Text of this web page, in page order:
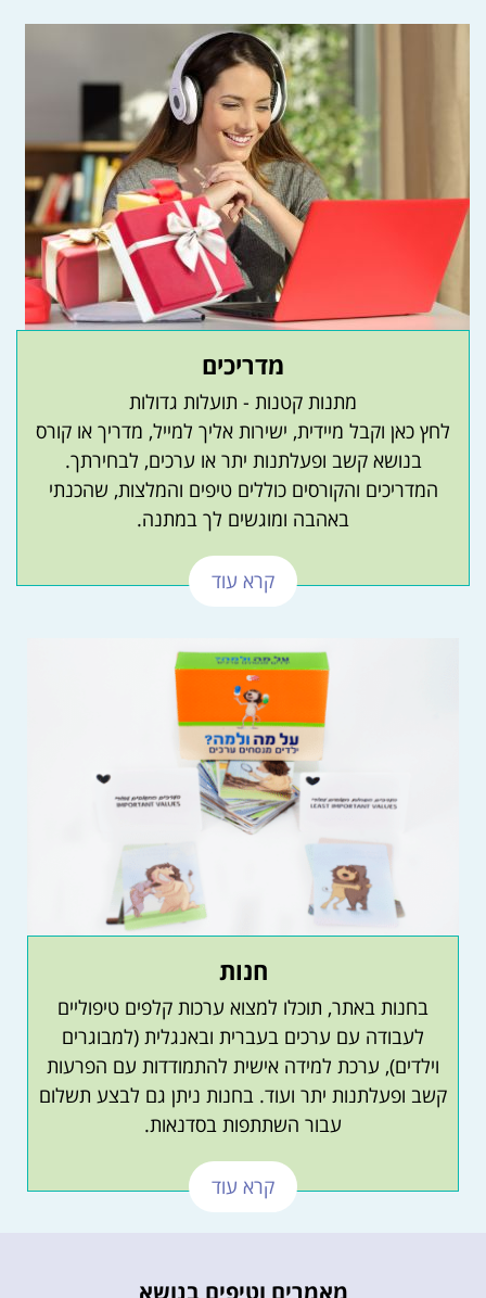
מדריכים
מתנות קטנות - תועלות גדולות
לחץ כאן וקבל מיידית, ישירות אליך למייל, מדריך או קורס
בנושא קשב ופעלתנות יתר או ערכים, לבחירתך.
המדריכים והקורסים כוללים טיפים והמלצות, שהכנתי
באהבה ומוגשים לך במתנה.
קרא עוד
חנות
בחנות באתר, תוכלו למצוא ערכות קלפים טיפוליים
לעבודה עם ערכים בעברית ובאנגלית (למבוגרים
וילדים), ערכת למידה אישית להתמודדות עם הפרעות
קשב ופעלתנות יתר ועוד. בחנות ניתן גם לבצע תשלום
עבור השתתפות בסדנאות.
קרא עוד
מאמרים וטיפים בנושא